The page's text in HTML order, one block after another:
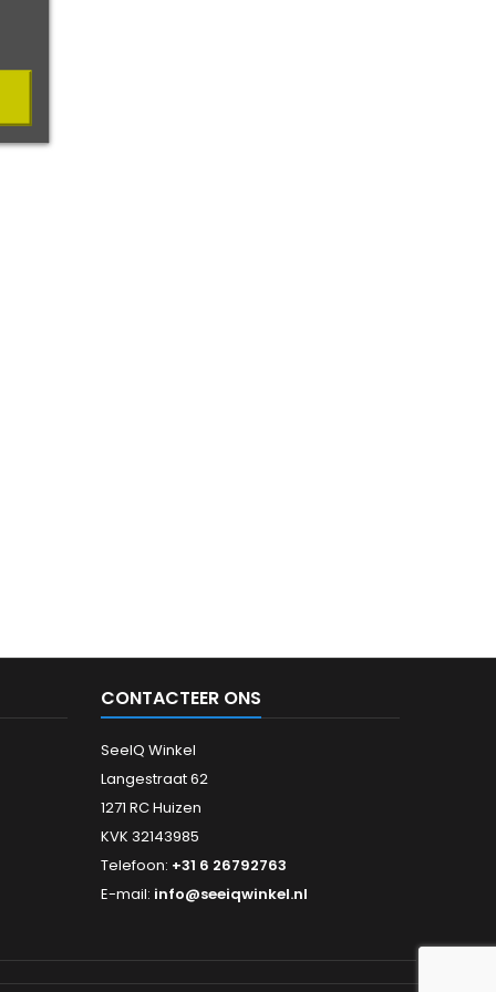
CONTACTEER ONS
SeeIQ Winkel
Langestraat 62
1271 RC Huizen
KVK 32143985
Telefoon: +31 6 26792763
E-mail: info@seeiqwinkel.nl